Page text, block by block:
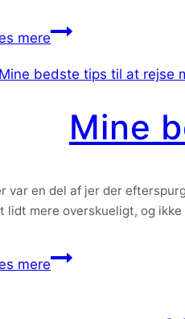
mereFerieplaner
og
til…..Mine
var en del af jer der
lidt mere overskueligt, og
mereMine